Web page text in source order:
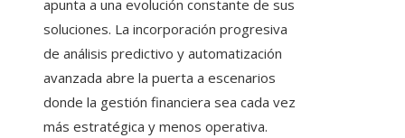
apunta a una evolución constante de sus
soluciones. La incorporación progresiva
de análisis predictivo y automatización
avanzada abre la puerta a escenarios
donde la gestión financiera sea cada vez
más estratégica y menos operativa.